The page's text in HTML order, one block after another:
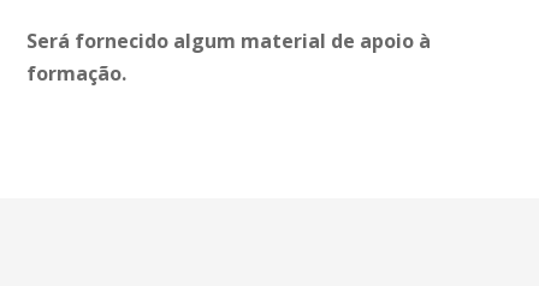
Será fornecido algum material de apoio à
formação.